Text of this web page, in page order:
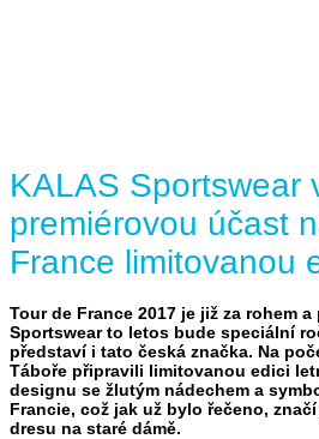
KALAS Sportswear
premiérovou účast
France limitovanou
Tour de France 2017 je již za rohem
Sportswear to letos bude speciální
představí i tato česká značka. Na
Táboře připravili limitovanou edici
designu se žlutým nádechem a
Francie, což jak už bylo řečeno,
dresu na staré dámě.